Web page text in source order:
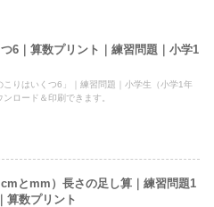
6｜算数プリント｜練習問題｜小学1
こりはいくつ6」｜練習問題｜小学生（小学1年
ロード＆印刷できます。
とmm）長さの足し算｜練習問題1
算数プリント